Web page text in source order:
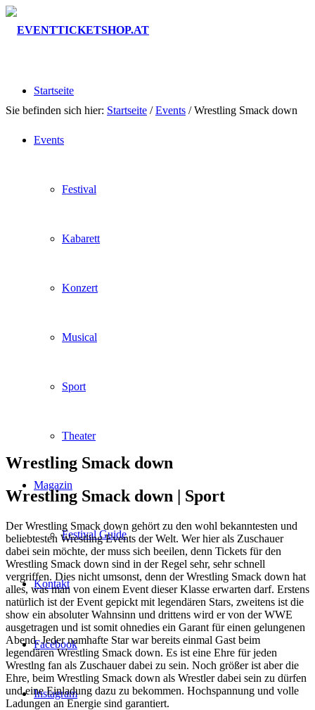
Startseite
Events
Festival
Kabarett
Konzert
Musical
Sport
Theater
Magazin
Festival Guide
Kontakt
Facebook
Instagram
Sie befinden sich hier: Startseite / Events / Wrestling Smack down
Wrestling Smack down
Wrestling Smack down | Sport
Der Wrestling Smack down gehört zu den wohl bekanntesten und
beliebtesten Wrestling Events der Welt. Wer hier als Zuschauer
dabei sein möchte, der muss sich beeilen, denn Tickets für den
Wrestling Smack down sind in der Regel sehr, sehr schnell
vergriffen. Dies nicht umsonst, denn der Wrestling Smack down hat
alles, was man von einem Event dieser Klasse erwarten darf. Erstens
natürlich ist der Event gepickt mit legendären Stars, zweitens ist die
show ein absoluter Wahnsinn und drittens wird er von der WWE
ausgetragen und ist somit ohnedies ein Garant für einen gelungenen
Abend. Jeder namhafte Star war bereits einmal Gast beim
legendären Wrestling Smack down. Es ist eine Ehre für jeden
Wrestlng fan als Zuschauer dabei zu sein. Noch größer ist aber die
Ehre, beim Wrestling Smack down als Wrestler dabei sein zu dürfen
und eine Einladung dazu zu bekommen. Hochspannung und volle
Ladungen an Energie sind garantiert.